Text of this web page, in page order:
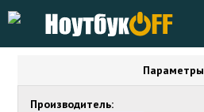
Параметры
Производитель: